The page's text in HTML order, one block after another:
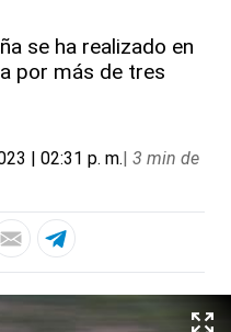
se ha realizado en
por más de tres
| 02:31 p. m.| 3 min de